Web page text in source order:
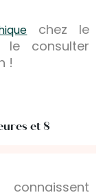
chez le
le consulter
!
et 8